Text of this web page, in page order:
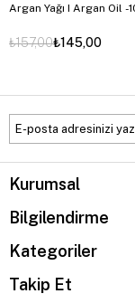
Argan Yağı I Argan Oil -
₺145,00
₺157,00
Kurumsal
Bilgilendirme
Kategoriler
Takip Et